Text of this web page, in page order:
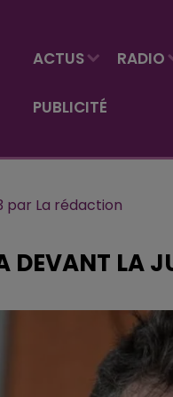
ACTUS RADIO
PUBLICITÉ
par La rédaction
DEVANT LA